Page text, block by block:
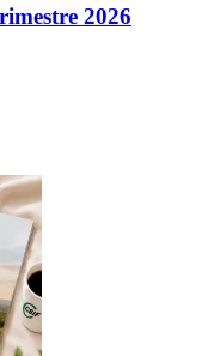
2026